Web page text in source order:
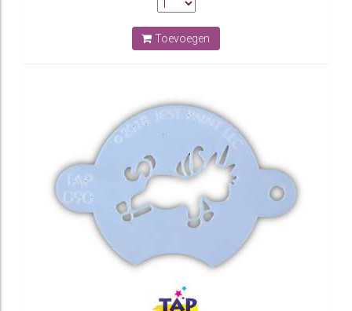
Toevoegen